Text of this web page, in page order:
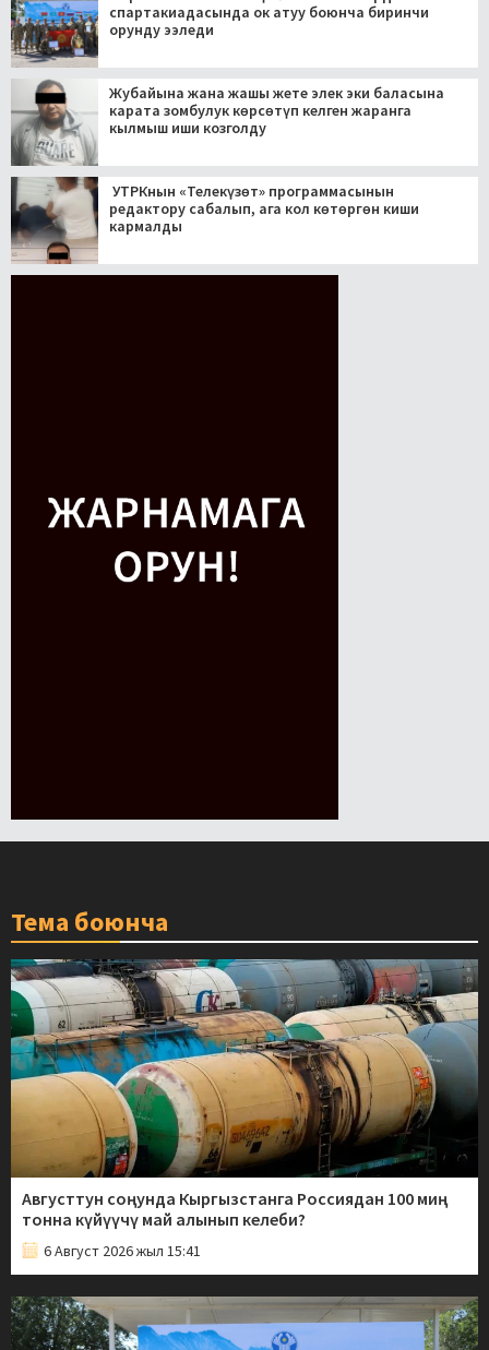
спартакиадасында ок атуу боюнча биринчи
орунду ээледи
Жубайына жана жашы жете элек эки баласына
карата зомбулук көрсөтүп келген жаранга
кылмыш иши козголду
УТРКнын «Телекүзөт» программасынын
редактору сабалып, ага кол көтөргөн киши
кармалды
Тема боюнча
Августтун соңунда Кыргызстанга Россиядан 100 миң
тонна күйүүчү май алынып келеби?
6 Август 2026 жыл 15:41